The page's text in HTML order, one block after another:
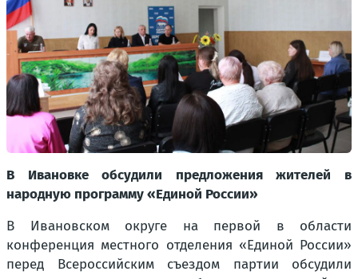
В Ивановке обсудили предложения жителей в
народную программу «Единой России»
В Ивановском округе на первой в области
конференция местного отделения «Единой России»
перед Всероссийским съездом партии обсудили